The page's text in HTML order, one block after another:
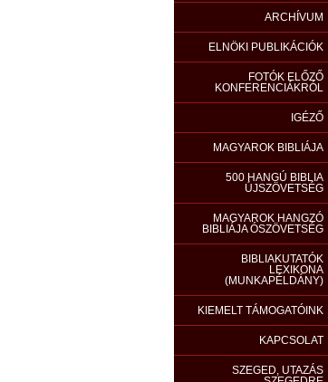
ARCHÍVUM
ELNÖKI PUBLIKÁCIÓK
FOTÓK ELŐZŐ
KONFERENCIÁKRÓL
IGÉZŐ
MAGYAROK BIBLIÁJA
500 HANGÚ BIBLIA
ÚJSZÖVETSÉG
MAGYAROK HANGZÓ
BIBLIÁJA ÓSZÖVETSÉG
BIBLIAKUTATÓK
LEXIKONA
(MUNKAPÉLDÁNY)
KIEMELT TÁMOGATÓINK
KAPCSOLAT
SZEGED, UTAZÁS